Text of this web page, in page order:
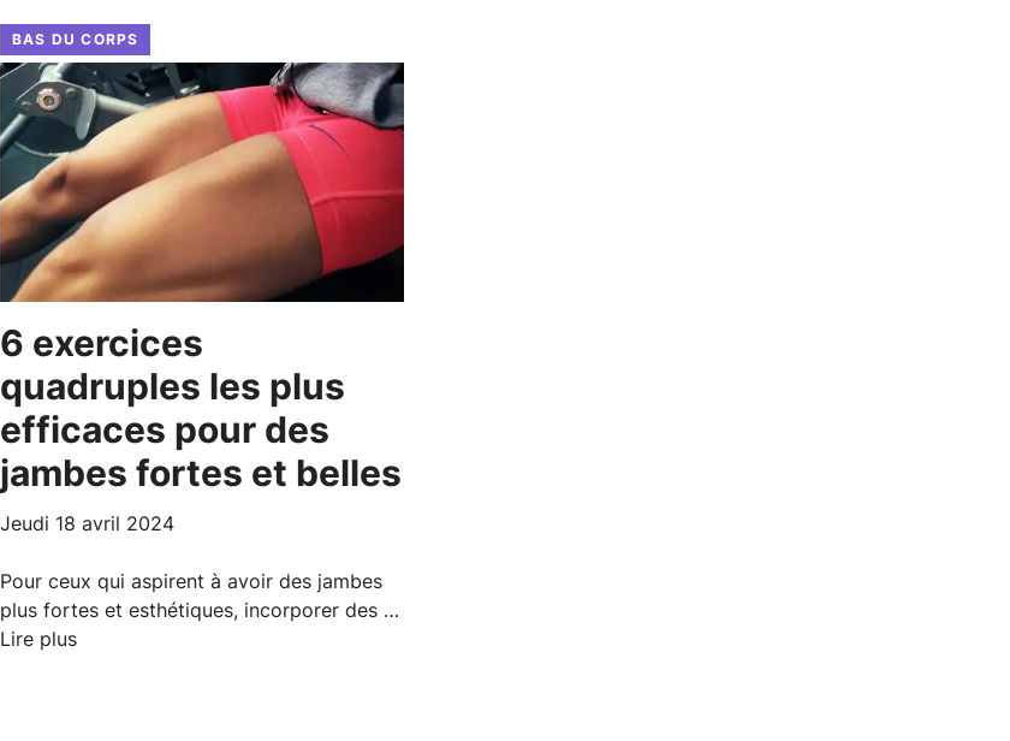
BAS DU CORPS
6 exercices
quadruples les plus
efficaces pour des
jambes fortes et belles
jeudi 18 avril 2024
Pour ceux qui aspirent à avoir des jambes
plus fortes et esthétiques, incorporer des …
Lire plus